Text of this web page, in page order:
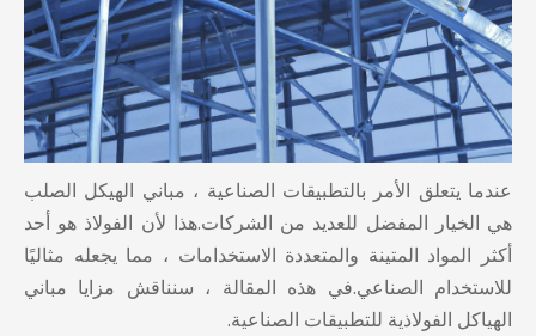
عندما يتعلق الأمر بالتطبيقات الصناعية ، مباني الهيكل الصلب
هي الخيار المفضل للعديد من الشركات.هذا لأن الفولاذ هو أحد
أكثر المواد المتينة والمتعددة الاستخدامات ، مما يجعله مثاليًا
للاستخدام الصناعي.في هذه المقالة ، سنناقش مزايا مباني
الهياكل الفولاذية للتطبيقات الصناعية.